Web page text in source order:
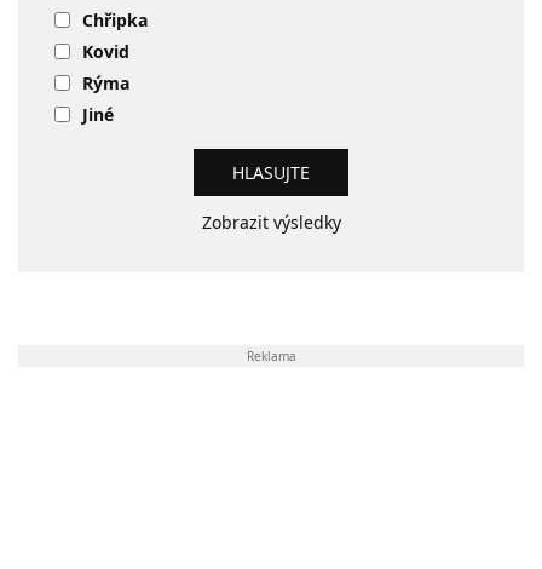
Chřipka
Kovid
Rýma
Jiné
Zobrazit výsledky
Reklama